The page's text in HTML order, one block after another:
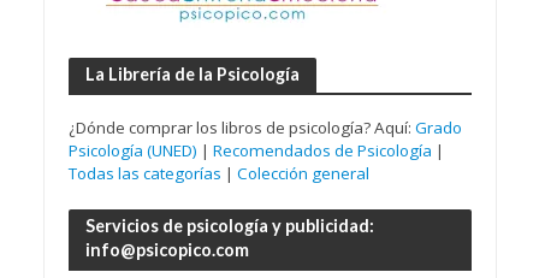
La Librería de la Psicología
¿Dónde comprar los libros de psicología? Aquí: Grado
Psicología (UNED) | Recomendados de Psicología |
Todas las categorías | Colección general
Servicios de psicología y publicidad:
info@psicopico.com